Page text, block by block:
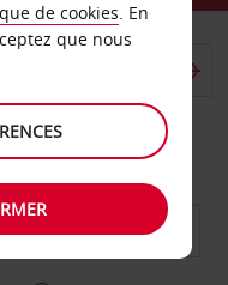
retour
DE FIN
de cookies. En
que nous